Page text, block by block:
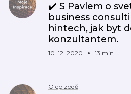
✔️ S Pavlem o
business
hintech, jak byt
konzultantem.
10. 12. 2020 13 min
O epizodě